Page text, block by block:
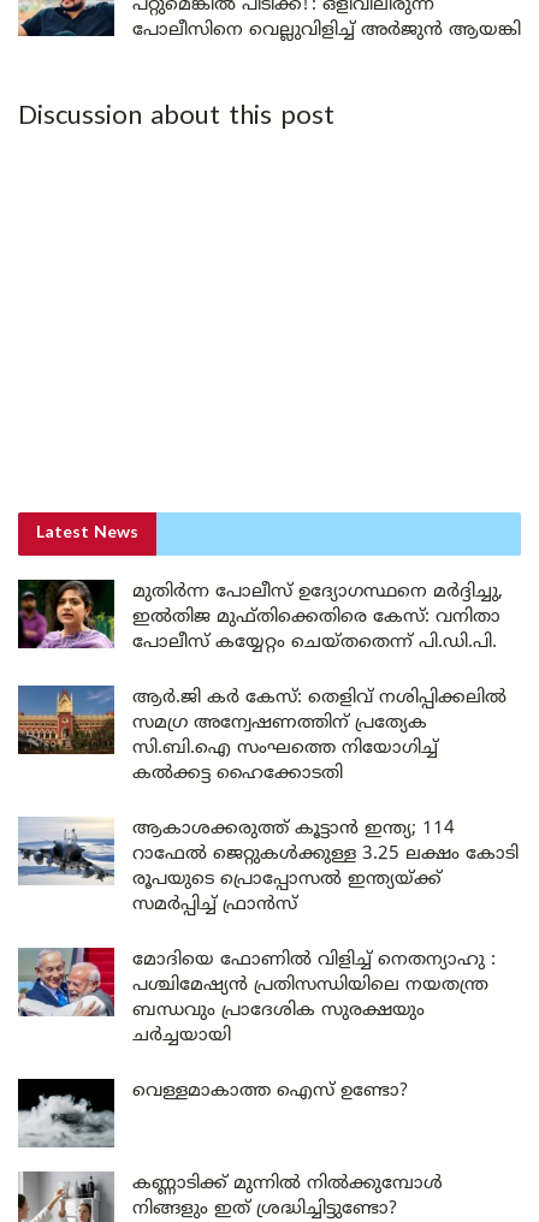
പറ്റുമെങ്കിൽ പിടിക്ക്!’: ഒളിവിലിരുന്ന്
പോലീസിനെ വെല്ലുവിളിച്ച് അർജുൻ ആയങ്കി
Discussion about this post
Latest News
മുതിർന്ന പോലീസ് ഉദ്യോഗസ്ഥനെ മർദ്ദിച്ചു,
ഇൽതിജ മുഫ്തിക്കെതിരെ കേസ്: വനിതാ
പോലീസ് കയ്യേറ്റം ചെയ്തതെന്ന് പി.ഡി.പി.
ആർ.ജി കർ കേസ്: തെളിവ് നശിപ്പിക്കലിൽ
സമഗ്ര അന്വേഷണത്തിന് പ്രത്യേക
സി.ബി.ഐ സംഘത്തെ നിയോഗിച്ച്
കൽക്കട്ട ഹൈക്കോടതി
ആകാശക്കരുത്ത് കൂട്ടാൻ ഇന്ത്യ; 114
റാഫേൽ ജെറ്റുകൾക്കുള്ള 3.25 ലക്ഷം കോടി
രൂപയുടെ പ്രൊപ്പോസൽ ഇന്ത്യയ്ക്ക്
സമർപ്പിച്ച് ഫ്രാൻസ്
മോദിയെ ഫോണിൽ വിളിച്ച് നെതന്യാഹു :
പശ്ചിമേഷ്യൻ പ്രതിസന്ധിയിലെ നയതന്ത്ര
ബന്ധവും പ്രാദേശിക സുരക്ഷയും
ചർച്ചയായി
വെള്ളമാകാത്ത ഐസ് ഉണ്ടോ?
കണ്ണാടിക്ക് മുന്നിൽ നിൽക്കുമ്പോൾ
നിങ്ങളും ഇത് ശ്രദ്ധിച്ചിട്ടുണ്ടോ?